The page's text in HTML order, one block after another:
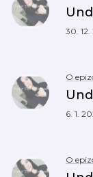
30.
O
6. 1.
O